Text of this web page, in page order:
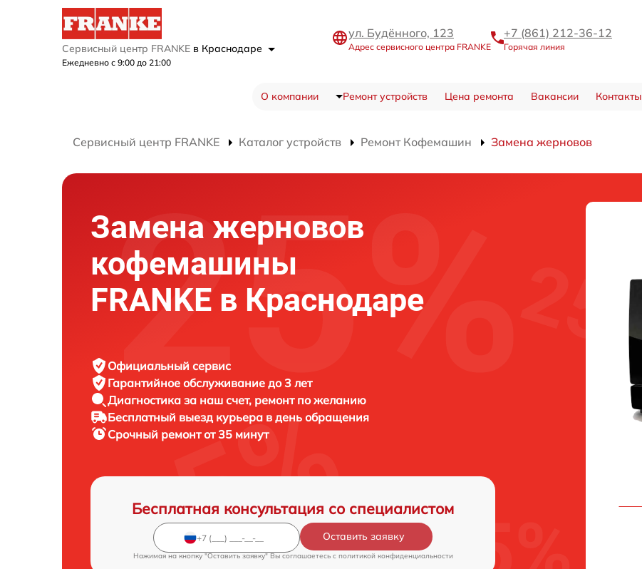
Сервисный центр FRANKE в Краснодаре
Ежедневно с 9:00 до 21:00
ул. Будённого, 123
Адрес сервисного центра FRANKE
+7 (861) 212-36-12
Горячая линия
О компании Ремонт устройств Цена ремонта Вакансии Контакты
Сервисный центр FRANKE Каталог устройств Ремонт Кофемашин Замена жерновов
Замена жерновов
кофемашины
FRANKE в Краснодаре
Официальный сервис
Гарантийное обслуживание до 3 лет
Диагностика за наш счет, ремонт по желанию
Бесплатный выезд курьера в день обращения
Срочный ремонтот 35 минут
Бесплатная консультация со специалистом
Оставить заявку
Нажимая на кнопку "Оставить заявку" Вы соглашаетесь c политикой конфиденциальности